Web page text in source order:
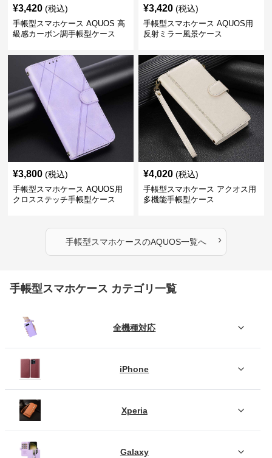
¥3,420 (税込)
手帳型スマホケース AQUOS 高
級感カーボン調手帳型ケース
¥3,420 (税込)
手帳型スマホケース AQUOS用
反射ミラー風景ケース
¥3,800 (税込)
手帳型スマホケース AQUOS用
クロスステッチ手帳型ケース
¥4,020 (税込)
手帳型スマホケース アクオス用
多機能手帳型ケース
手帳型スマホケースのAQUOS一覧へ ›
手帳型スマホケース カテゴリ一覧
全機種対応
iPhone
Xperia
Galaxy